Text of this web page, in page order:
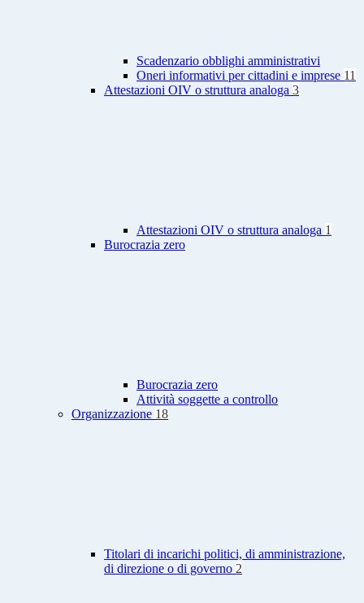
Scadenzario obblighi amministrativi
Oneri informativi per cittadini e imprese 11
Attestazioni OIV o struttura analoga 3
Attestazioni OIV o struttura analoga 1
Burocrazia zero
Burocrazia zero
Attività soggette a controllo
Organizzazione 18
Titolari di incarichi politici, di amministrazione,
di direzione o di governo 2